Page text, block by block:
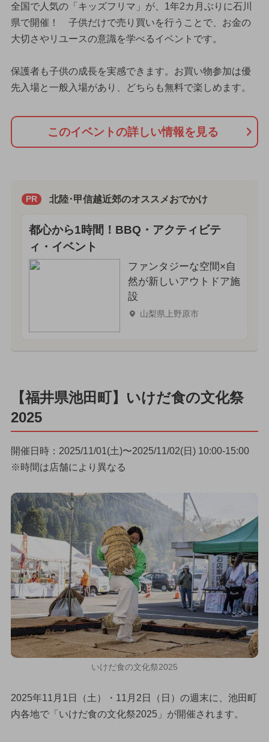
全国で人気の「キッズフリマ」が、1年2カ月ぶりに石川
県で開催！ 子供だけで売り買いを行うことで、お金の
大切さやリユースの意識を学べるイベントです。
保護者も子供の成長を実感できます。お買い物参加は優
先入場と一般入場があり、どちらも無料で楽しめます。
このイベントの詳しい情報を見る
PR 北陸･甲信越近郊のオススメおでかけ
都心から1時間！BBQ・アクティビテ
ィ・イベント
ファンタジーな空間×自
然が新しいアウトドア施
設
山梨県上野原市
【福井県池田町】いけだ食の文化祭
2025
開催日時：2025/11/01(土)〜2025/11/02(日) 10:00-15:00
※時間は店舗により異なる
いけだ食の文化祭2025
2025年11月1日（土）・11月2日（日）の週末に、池田町
内各地で「いけだ食の文化祭2025」が開催されます。